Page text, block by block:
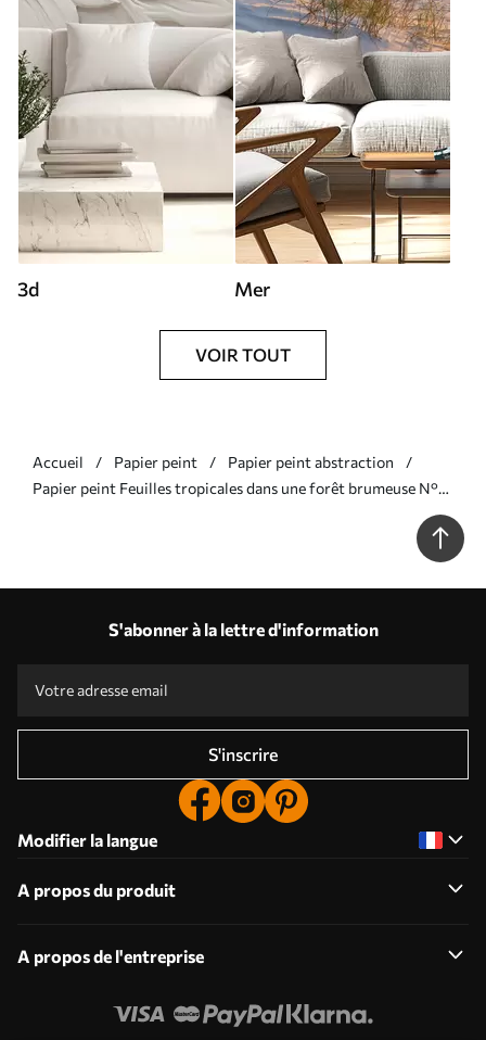
3d Mer
VOIR TOUT
Accueil Papier peint
Papier peint abstraction
Papier peint Feuilles tropicales dans une forêt brumeuse N°
S'abonner à la lettre d'information
S'inscrire
Modifier la langue
A propos du produit
A propos de l'entreprise